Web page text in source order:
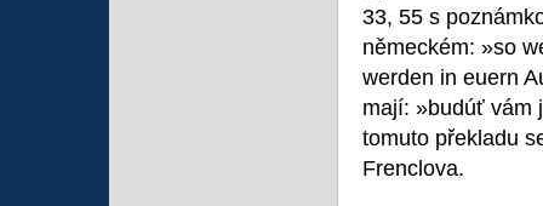
33, 55 s
německém: »so
werden in euern
mají: »budúť vám
tomuto překladu
Frenclova.